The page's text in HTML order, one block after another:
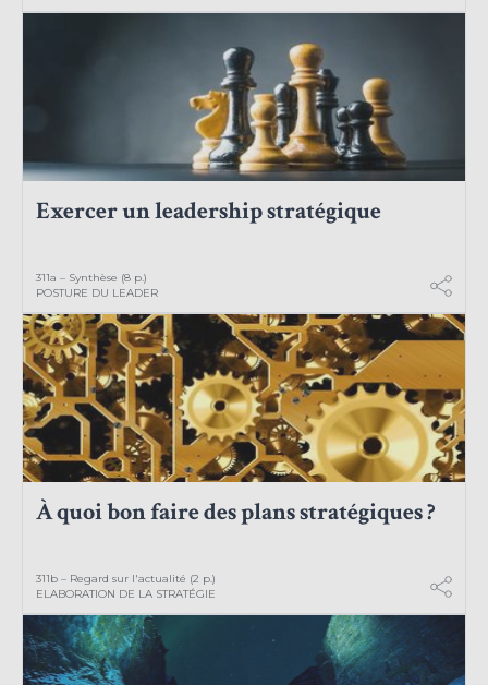
Exercer un leadership stratégique
311a – Synthèse (8 p.)
POSTURE DU LEADER
À quoi bon faire des plans stratégiques ?
311b – Regard sur l'actualité (2 p.)
ELABORATION DE LA STRATÉGIE